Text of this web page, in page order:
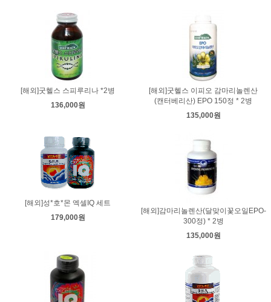
[해외]굿헬스 스피루리나 *2병
136,000원
[해외]굿헬스 이피오 감마리놀렌산
(캔터베리산) EPO 150정 * 2병
135,000원
[해외]성*호*몬 엑셀IQ 세트
179,000원
[해외]감마리놀렌산(달맞이꽃오일EPO-
300정) * 2병
135,000원